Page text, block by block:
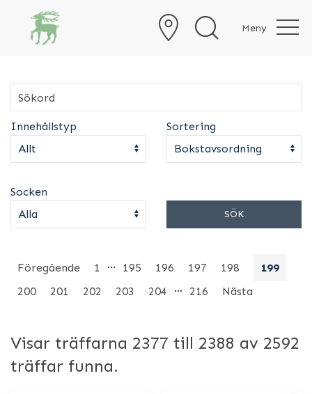
Meny
Innehållstyp Sortering
Socken
SÖK
Föregående 1 … 195 196 197 198
199
200
201 202 203 204 … 216 Nästa
Visar träffarna 2377 till 2388 av 2592
träffar funna.